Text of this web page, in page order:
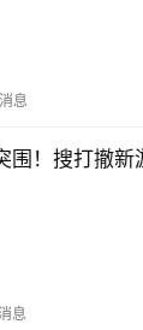
息
围！搜打撤新
息